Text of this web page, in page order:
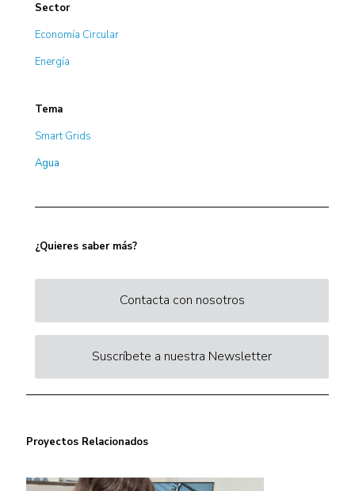
Sector
Economía Circular
Energía
Tema
Smart Grids
Agua
¿Quieres saber más?
Contacta con nosotros
Suscríbete a nuestra Newsletter
Proyectos Relacionados